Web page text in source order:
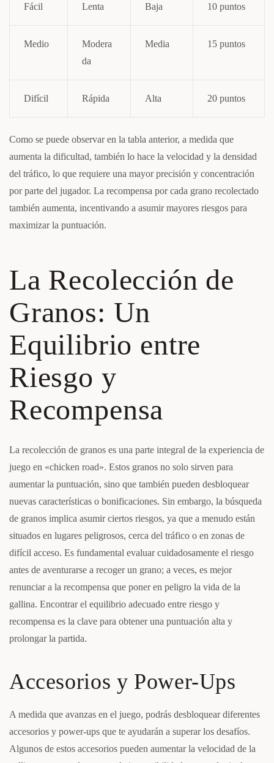
Fácil Lenta Baja 10 puntos
Medio
Modera
da
Media 15 puntos
Difícil Rápida Alta 20 puntos
Como se puede observar en la tabla anterior, a medida que
aumenta la dificultad, también lo hace la velocidad y la densidad
del tráfico, lo que requiere una mayor precisión y concentración
por parte del jugador. La recompensa por cada grano recolectado
también aumenta, incentivando a asumir mayores riesgos para
maximizar la puntuación.
La Recolección de
Granos: Un
Equilibrio entre
Riesgo y
Recompensa
La recolección de granos es una parte integral de la experiencia de
juego en «chicken road». Estos granos no solo sirven para
aumentar la puntuación, sino que también pueden desbloquear
nuevas características o bonificaciones. Sin embargo, la búsqueda
de granos implica asumir ciertos riesgos, ya que a menudo están
situados en lugares peligrosos, cerca del tráfico o en zonas de
difícil acceso. Es fundamental evaluar cuidadosamente el riesgo
antes de aventurarse a recoger un grano; a veces, es mejor
renunciar a la recompensa que poner en peligro la vida de la
gallina. Encontrar el equilibrio adecuado entre riesgo y
recompensa es la clave para obtener una puntuación alta y
prolongar la partida.
Accesorios y Power-Ups
A medida que avanzas en el juego, podrás desbloquear diferentes
accesorios y power-ups que te ayudarán a superar los desafíos.
Algunos de estos accesorios pueden aumentar la velocidad de la